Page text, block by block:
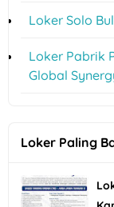
Loker Solo
Loker Pabrik
Global
Loker Paling